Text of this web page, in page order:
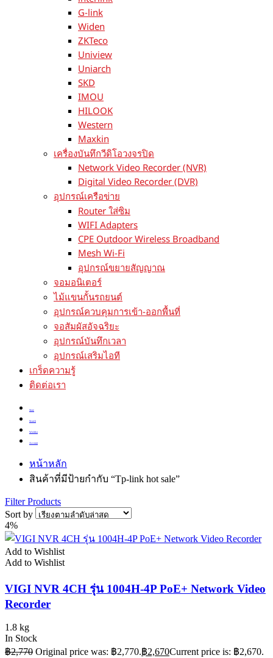
G-link
Widen
ZKTeco
Uniview
Uniarch
SKD
IMOU
HILOOK
Western
Maxkin
เครื่องบันทึกวีดิโอวงจรปิด
Network Video Recorder (NVR)
Digital Video Recorder (DVR)
อุปกรณ์เครือข่าย
Router ใส่ซิม
WIFI Adapters
CPE Outdoor Wireless Broadband
Mesh Wi-Fi
อุปกรณ์ขยายสัญญาณ
จอมอนิเตอร์
ไม้แขนกั้นรถยนต์
อุปกรณ์ควบคุมการเข้า-ออกพื้นที่
จอสัมผัสอัจฉริยะ
อุปกรณ์บันทึกเวลา
อุปกรณ์เสริมไอที
เกร็ดความรู้
ติดต่อเรา
Store
Search
Wishlist
Account
หน้าหลัก
สินค้าที่มีป้ายกำกับ “Tp-link hot sale”
Filter Products
Sort by
4%
Add to Wishlist
Add to Wishlist
VIGI NVR 4CH รุ่น 1004H-4P PoE+ Network Video
Recorder
1.8 kg
In Stock
฿2,770 Original price was: ฿2,770.฿2,670Current price is: ฿2,670.